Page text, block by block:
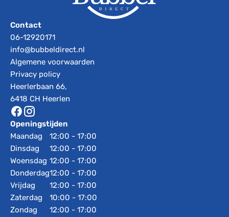
Contact
06-12920171
info@bubbeldirect.nl
Algemene voorwaarden
Privacy policy
Heerlerbaan 66,
6418 CH Heerlen
Openingstijden
Maandag
Dinsdag
Woensdag
Donderdag
Vrijdag
Zaterdag
Zondag
12:00 - 17:00
12:00 - 17:00
12:00 - 17:00
12:00 - 17:00
12:00 - 17:00
10:00 - 17:00
12:00 - 17:00